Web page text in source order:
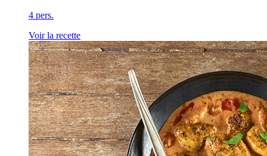
4 pers.
Voir la recette